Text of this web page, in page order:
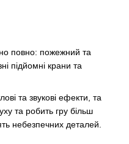
повно: пожежний та
підйомні крани та
та звукові ефекти, та
та робить гру більш
небезпечних деталей.